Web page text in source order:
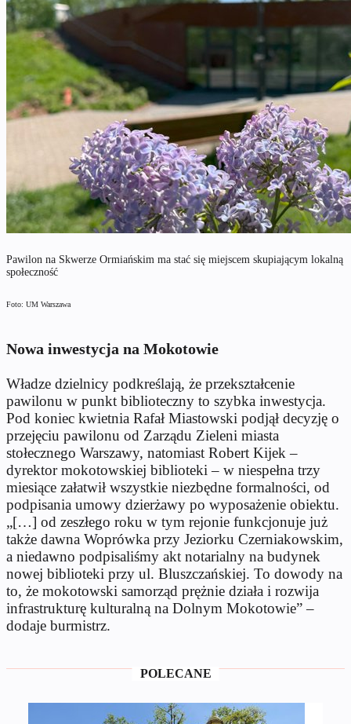
Pawilon na Skwerze Ormiańskim ma stać się miejscem skupiającym lokalną
społeczność
Foto: UM Warszawa
Nowa inwestycja na Mokotowie
Władze dzielnicy podkreślają, że przekształcenie
pawilonu w punkt biblioteczny to szybka inwestycja.
Pod koniec kwietnia Rafał Miastowski podjął decyzję o
przejęciu pawilonu od Zarządu Zieleni miasta
stołecznego Warszawy, natomiast Robert Kijek –
dyrektor mokotowskiej biblioteki – w niespełna trzy
miesiące załatwił wszystkie niezbędne formalności, od
podpisania umowy dzierżawy po wyposażenie obiektu.
„[…] od zeszłego roku w tym rejonie funkcjonuje już
także dawna Woprówka przy Jeziorku Czerniakowskim,
a niedawno podpisaliśmy akt notarialny na budynek
nowej biblioteki przy ul. Bluszczańskiej. To dowody na
to, że mokotowski samorząd prężnie działa i rozwija
infrastrukturę kulturalną na Dolnym Mokotowie” –
dodaje burmistrz.
POLECANE